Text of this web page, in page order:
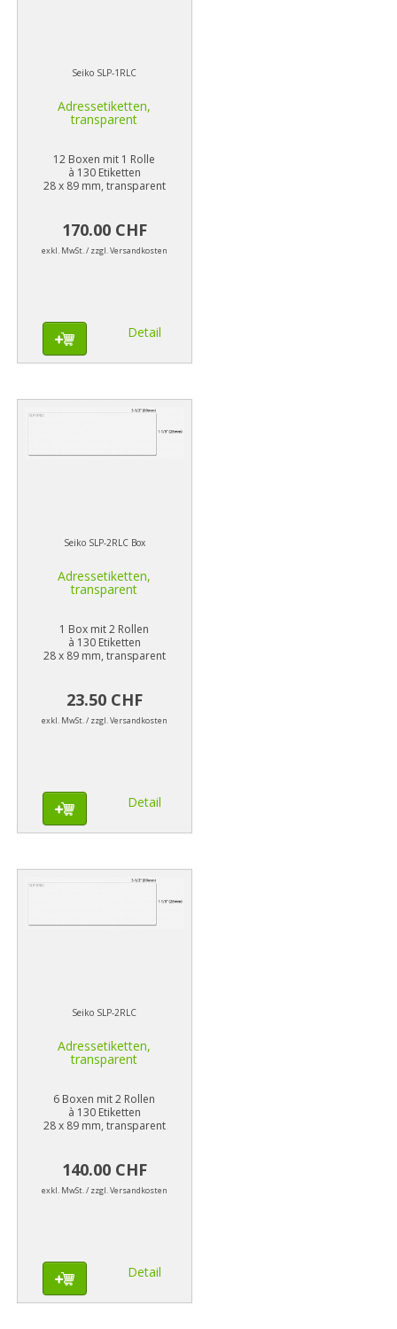
Seiko SLP-1RLC
Adressetiketten,
transparent
12 Boxen mit 1 Rolle
à 130 Etiketten
28 x 89 mm, transparent
170.00 CHF
exkl. MwSt. / zzgl. Versandkosten
Detail
Seiko SLP-2RLC Box
Adressetiketten,
transparent
1 Box mit 2 Rollen
à 130 Etiketten
28 x 89 mm, transparent
23.50 CHF
exkl. MwSt. / zzgl. Versandkosten
Detail
Seiko SLP-2RLC
Adressetiketten,
transparent
6 Boxen mit 2 Rollen
à 130 Etiketten
28 x 89 mm, transparent
140.00 CHF
exkl. MwSt. / zzgl. Versandkosten
Detail